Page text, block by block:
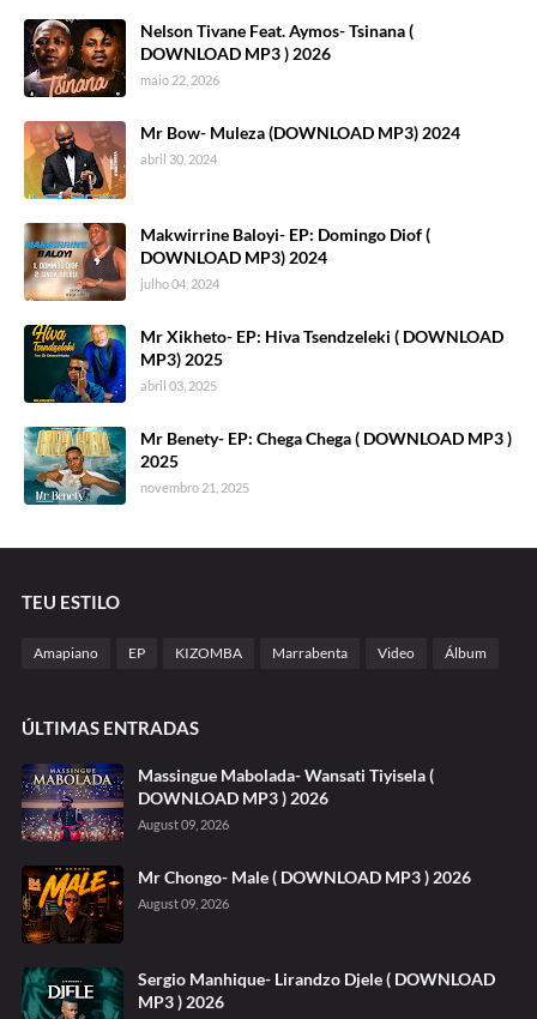
Nelson Tivane Feat. Aymos- Tsinana (
DOWNLOAD MP3 ) 2026
maio 22, 2026
Mr Bow- Muleza (DOWNLOAD MP3) 2024
abril 30, 2024
Makwirrine Baloyi- EP: Domingo Diof (
DOWNLOAD MP3) 2024
julho 04, 2024
Mr Xikheto- EP: Hiva Tsendzeleki ( DOWNLOAD
MP3) 2025
abril 03, 2025
Mr Benety- EP: Chega Chega ( DOWNLOAD MP3 )
2025
novembro 21, 2025
TEU ESTILO
Amapiano EP KIZOMBA Marrabenta Video Álbum
ÚLTIMAS ENTRADAS
Massingue Mabolada- Wansati Tiyisela (
DOWNLOAD MP3 ) 2026
August 09, 2026
Mr Chongo- Male ( DOWNLOAD MP3 ) 2026
August 09, 2026
Sergio Manhique- Lirandzo Djele ( DOWNLOAD
MP3 ) 2026